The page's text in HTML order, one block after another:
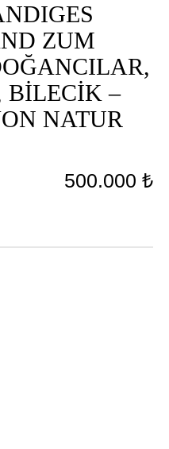
ZUM
BİLECİK –
NATUR
500.000 ₺